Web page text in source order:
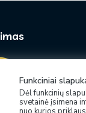
Funkciniai
Dėl funkcinių
svetainė įsimena